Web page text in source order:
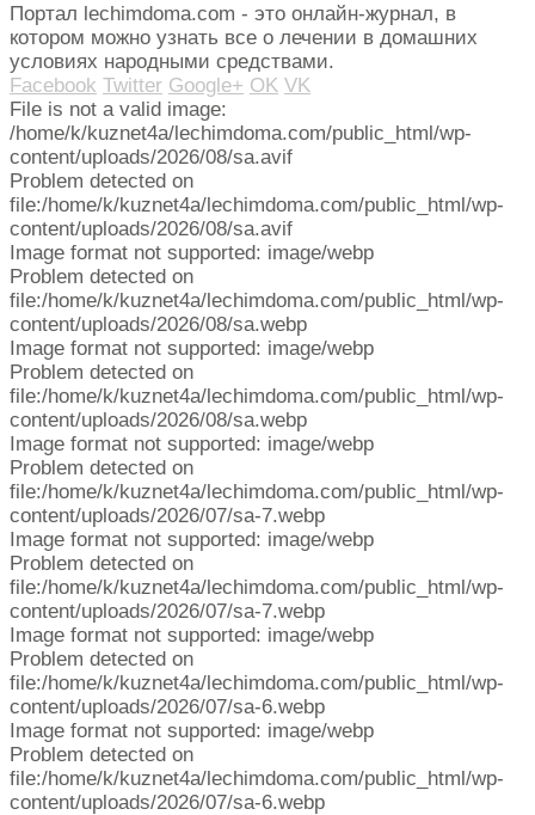
Портал lechimdoma.com - это онлайн-журнал, в
котором можно узнать все о лечении в домашних
условиях народными средствами.
Facebook Twitter Google+ OK VK
File is not a valid image:
/home/k/kuznet4a/lechimdoma.com/public_html/wp-
content/uploads/2026/08/sa.avif
Problem detected on
file:/home/k/kuznet4a/lechimdoma.com/public_html/wp-
content/uploads/2026/08/sa.avif
Image format not supported: image/webp
Problem detected on
file:/home/k/kuznet4a/lechimdoma.com/public_html/wp-
content/uploads/2026/08/sa.webp
Image format not supported: image/webp
Problem detected on
file:/home/k/kuznet4a/lechimdoma.com/public_html/wp-
content/uploads/2026/08/sa.webp
Image format not supported: image/webp
Problem detected on
file:/home/k/kuznet4a/lechimdoma.com/public_html/wp-
content/uploads/2026/07/sa-7.webp
Image format not supported: image/webp
Problem detected on
file:/home/k/kuznet4a/lechimdoma.com/public_html/wp-
content/uploads/2026/07/sa-7.webp
Image format not supported: image/webp
Problem detected on
file:/home/k/kuznet4a/lechimdoma.com/public_html/wp-
content/uploads/2026/07/sa-6.webp
Image format not supported: image/webp
Problem detected on
file:/home/k/kuznet4a/lechimdoma.com/public_html/wp-
content/uploads/2026/07/sa-6.webp